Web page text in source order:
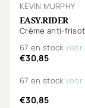
KEVIN MURPHY
EASY.RIDER
Crème anti-
67 en stockvoor
€30,85
67 en stockvoor
€30,85